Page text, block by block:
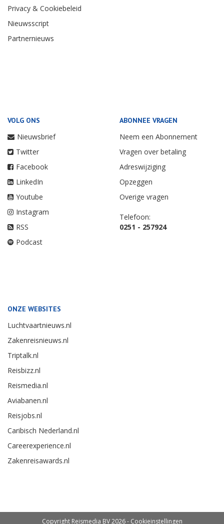
Privacy & Cookiebeleid
Nieuwsscript
Partnernieuws
VOLG ONS
Nieuwsbrief
Twitter
Facebook
LinkedIn
Youtube
Instagram
RSS
Podcast
ABONNEE VRAGEN
Neem een Abonnement
Vragen over betaling
Adreswijziging
Opzeggen
Overige vragen
Telefoon:
0251 - 257924
ONZE WEBSITES
Luchtvaartnieuws.nl
Zakenreisnieuws.nl
Triptalk.nl
Reisbizz.nl
Reismedia.nl
Aviabanen.nl
Reisjobs.nl
Caribisch Nederland.nl
Careerexperience.nl
Zakenreisawards.nl
Copyright Reismedia BV 2026 - Cookieinstellingen